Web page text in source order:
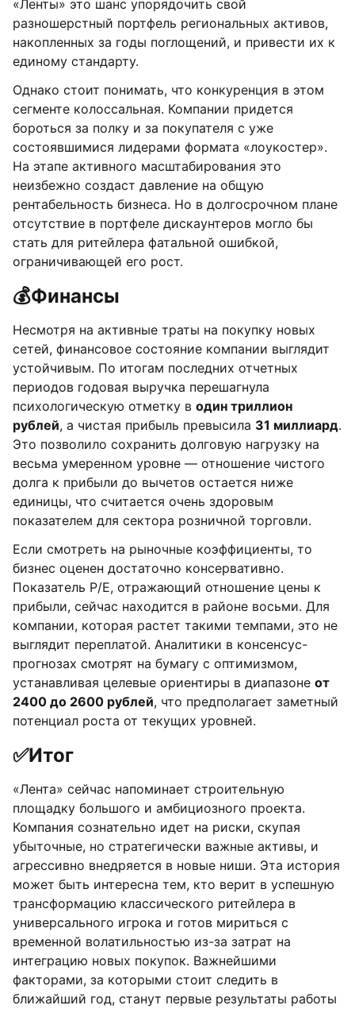
«Ленты» это шанс упорядочить свой
разношерстный портфель региональных активов,
накопленных за годы поглощений, и привести их к
единому стандарту.
Однако стоит понимать, что конкуренция в этом
сегменте колоссальная. Компании придется
бороться за полку и за покупателя с уже
состоявшимися лидерами формата «лоукостер».
На этапе активного масштабирования это
неизбежно создаст давление на общую
рентабельность бизнеса. Но в долгосрочном плане
отсутствие в портфеле дискаунтеров могло бы
стать для ритейлера фатальной ошибкой,
ограничивающей его рост.
💰Финансы
Несмотря на активные траты на покупку новых
сетей, финансовое состояние компании выглядит
устойчивым. По итогам последних отчетных
периодов годовая выручка перешагнула
психологическую отметку в один триллион
рублей, а чистая прибыль превысила 31 миллиард.
Это позволило сохранить долговую нагрузку на
весьма умеренном уровне — отношение чистого
долга к прибыли до вычетов остается ниже
единицы, что считается очень здоровым
показателем для сектора розничной торговли.
Если смотреть на рыночные коэффициенты, то
бизнес оценен достаточно консервативно.
Показатель P/E, отражающий отношение цены к
прибыли, сейчас находится в районе восьми. Для
компании, которая растет такими темпами, это не
выглядит переплатой. Аналитики в консенсус-
прогнозах смотрят на бумагу с оптимизмом,
устанавливая целевые ориентиры в диапазоне от
2400 до 2600 рублей, что предполагает заметный
потенциал роста от текущих уровней.
✅Итог
«Лента» сейчас напоминает строительную
площадку большого и амбициозного проекта.
Компания сознательно идет на риски, скупая
убыточные, но стратегически важные активы, и
агрессивно внедряется в новые ниши. Эта история
может быть интересна тем, кто верит в успешную
трансформацию классического ритейлера в
универсального игрока и готов мириться с
временной волатильностью из-за затрат на
интеграцию новых покупок. Важнейшими
факторами, за которыми стоит следить в
ближайший год, станут первые результаты работы